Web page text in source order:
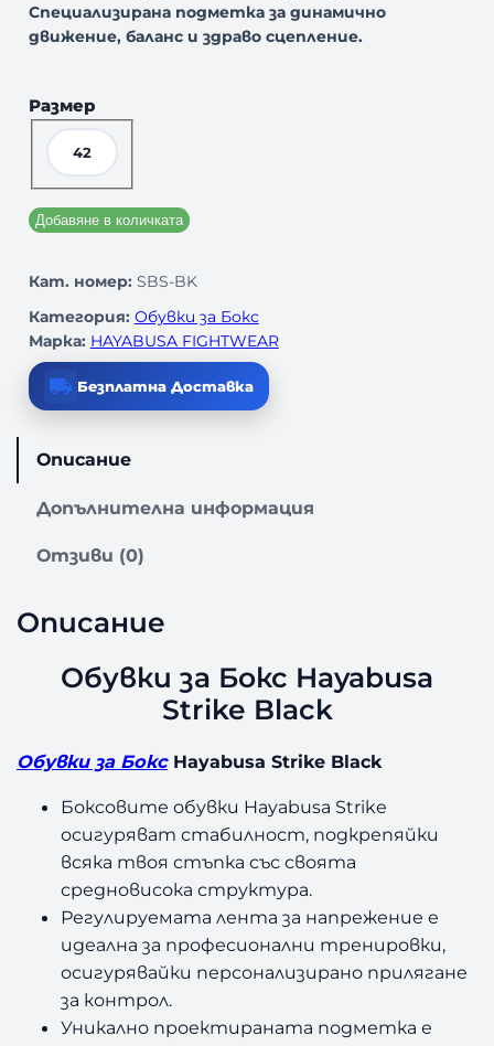
Специализирана подметка за динамично
движение, баланс и здраво сцепление.
Размер
42
Добавяне в количката
Кат. номер: SBS-BK
Категория: Обувки за Бокс
Марка: HAYABUSA FIGHTWEAR
Безплатна Доставка
Описание
Допълнителна информация
Отзиви (0)
Описание
Обувки за Бокс Hayabusa
Strike Black
Обувки за БоксHayabusa Strike Black
Боксовите обувки Hayabusa Strike
осигуряват стабилност, подкрепяйки
всяка твоя стъпка със своята
средновисока структура.
Регулируемата лента за напрежение е
идеална за професионални тренировки,
осигурявайки персонализирано прилягане
за контрол.
Уникално проектираната подметка е